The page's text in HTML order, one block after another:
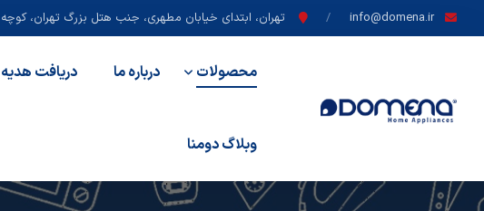
info@domena.ir تهران، ابتدای خیابان مطهری، جنب هتل بزرگ تهران، کوچه
محصولات درباره ما دریافت هدیه
وبلاگ دومنا